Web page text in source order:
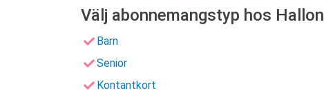
Välj abonnemangstyp hos Hallon
Barn
Senior
Kontantkort